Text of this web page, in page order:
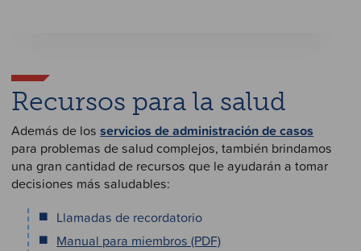
Recursos para la salud
Además de losservicios de administración de casos
para problemas de salud complejos, también brindamos
una gran cantidad de recursos que le ayudarán a tomar
decisiones más saludables:
Llamadas de recordatorio
Manual para miembros (PDF)